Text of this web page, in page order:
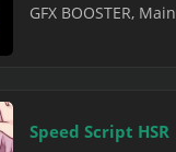
GFX BOOSTER,
Speed Script HSR